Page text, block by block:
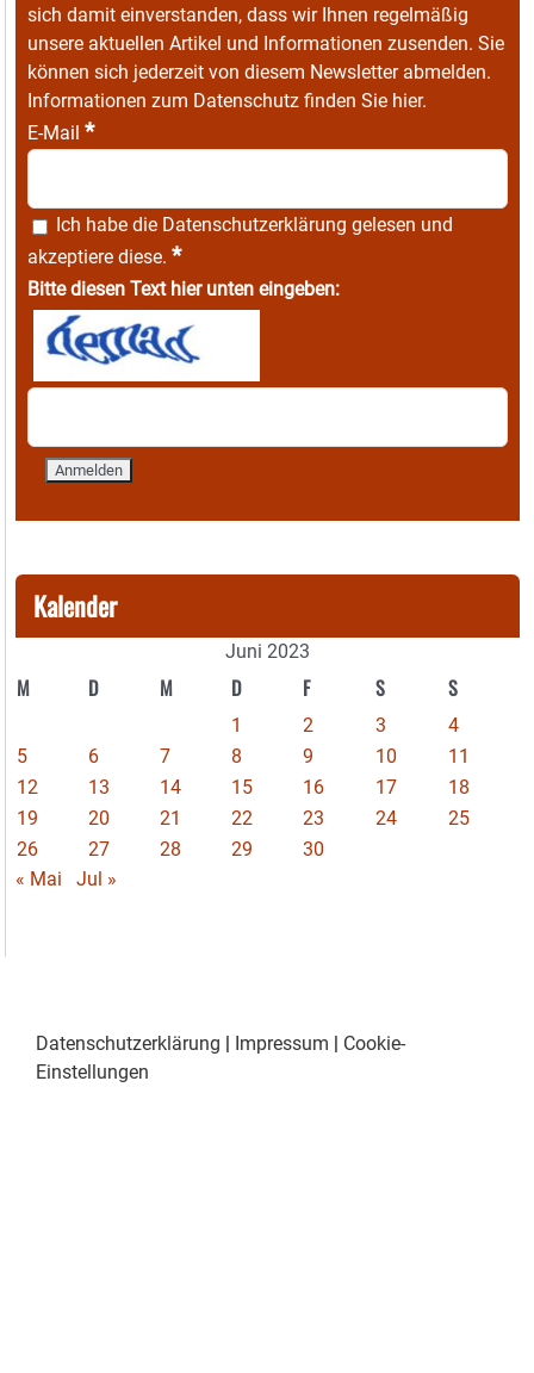
sich damit einverstanden, dass wir Ihnen regelmäßig
unsere aktuellen Artikel und Informationen zusenden. Sie
können sich jederzeit von diesem Newsletter abmelden.
Informationen zum Datenschutz finden Sie hier.
E-Mail *
Ich habe die Datenschutzerklärung gelesen und
akzeptiere diese. *
Bitte diesen Text hier unten eingeben:
Kalender
Juni 2023
M D M D F S S
1 2 3
4
5
6 7 8 9 10
11
12
13 14 15 16 17
18
19
20 21 22 23 24
25
26
27 28 29
30
« Mai
Jul »
Datenschutzerklärung Impressum
Cookie-
Einstellungen